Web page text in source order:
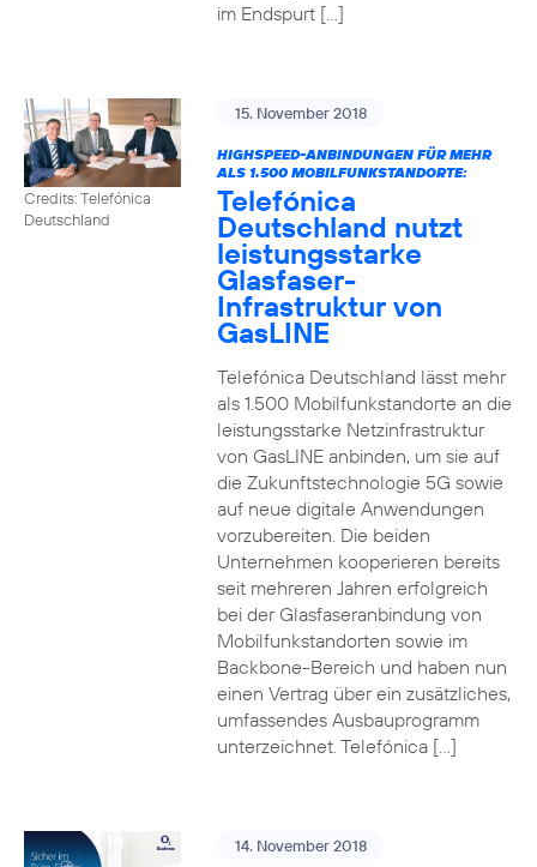
im Endspurt […]
Credits: Telefónica
Deutschland
15. November 2018
HIGHSPEED-ANBINDUNGEN FÜR MEHR
ALS 1.500 MOBILFUNKSTANDORTE:
Telefónica
Deutschland nutzt
leistungsstarke
Glasfaser-
Infrastruktur von
GasLINE
Telefónica Deutschland lässt mehr
als 1.500 Mobilfunkstandorte an die
leistungsstarke Netzinfrastruktur
von GasLINE anbinden, um sie auf
die Zukunftstechnologie 5G sowie
auf neue digitale Anwendungen
vorzubereiten. Die beiden
Unternehmen kooperieren bereits
seit mehreren Jahren erfolgreich
bei der Glasfaseranbindung von
Mobilfunkstandorten sowie im
Backbone-Bereich und haben nun
einen Vertrag über ein zusätzliches,
umfassendes Ausbauprogramm
unterzeichnet. Telefónica […]
14. November 2018